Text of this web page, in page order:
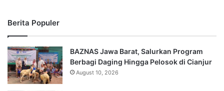
Berita Populer
BAZNAS Jawa Barat, Salurkan Program
Berbagi Daging Hingga Pelosok di Cianjur
August 10, 2026